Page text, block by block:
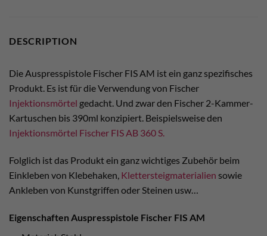
DESCRIPTION
Die Auspresspistole Fischer FIS AM ist ein ganz spezifisches
Produkt. Es ist für die Verwendung von Fischer
Injektionsmörtel gedacht. Und zwar den Fischer 2-Kammer-
Kartuschen bis 390ml konzipiert. Beispielsweise den
Injektionsmörtel Fischer FIS AB 360 S.
Folglich ist das Produkt ein ganz wichtiges Zubehör beim
Einkleben von Klebehaken, Klettersteigmaterialien sowie
Ankleben von Kunstgriffen oder Steinen usw…
Eigenschaften Auspresspistole Fischer FIS AM